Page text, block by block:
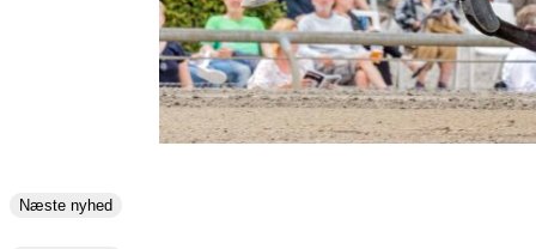
Næste nyhed